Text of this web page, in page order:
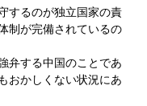
するのが独立国家の責
制が完備されているの
弁する中国のことであ
おかしくない状況にあ